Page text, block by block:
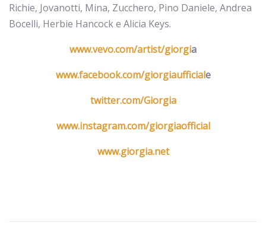
Richie, Jovanotti, Mina, Zucchero, Pino Daniele, Andrea
Bocelli, Herbie Hancock e Alicia Keys.
www.vevo.com/artist/giorgia
www.facebook.com/giorgiaufficiale
twitter.com/Giorgia
www.instagram.com/giorgiaofficial
www.giorgia.net